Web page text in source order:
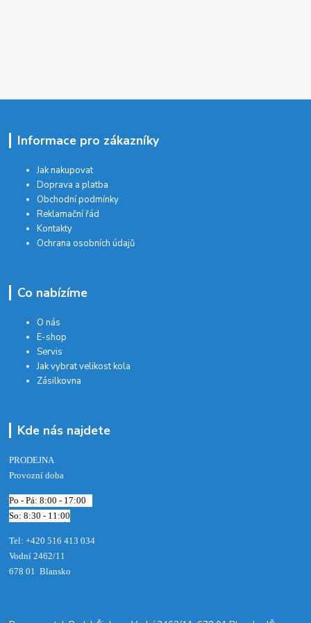
Informace pro zákazníky
Jak nakupovat
Doprava a platba
Obchodní podmínky
Reklamační řád
Kontakty
Ochrana osobních údajů
Co nabízíme
O nás
E-shop
Servis
Jak vybrat velikost kola
Zásilkovna
Kde nás najdete
PRODEJNA
Provozní doba
Po - Pá: 8:00 - 17:00
So: 8:30 - 11:00
Tel: +420 516 413 034‬
Vodní 2462/11
678 01 Blansko